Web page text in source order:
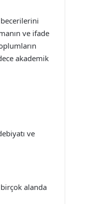
ve ifade
akademik
ve
alanda